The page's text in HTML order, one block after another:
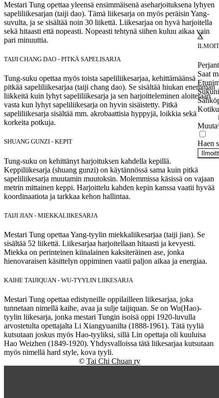
Mestari Tung opettaa yleensä ensimmäisenä aseharjoituksena lyhyen
sapeliliikesarjan (taiji dao). Tämä liikesarja on myös peräisin Yang-
suvulta, ja se sisältää noin 30 liikettä. Liikesarjaa on hyvä harjoitella
sekä hitaasti että nopeasti. Nopeasti tehtynä siihen kuluu aikaa vain
pari minuuttia.
TAIJI CHANG DAO - PITKÄ SAPELISARJA
Tung-suku opettaa myös toista sapeliliikesarjaa, kehittämäänsä
pitkää sapeliliikesarjaa (taiji chang dao). Se sisältää hiukan enemmän
liikkeitä kuin lyhyt sapeliliikesarja ja sen harjoitteleminen aloitetaan
vasta kun lyhyt sapeliliikesarja on hyvin sisäistetty. Pitkä
sapeliliikesarja sisältää mm. akrobaattisia hyppyjä, loikkia sekä
korkeita potkuja.
SHUANG GUNZI - KEPIT
Tung-suku on kehittänyt harjoituksen kahdella kepillä.
Keppiliikesarja (shuang gunzi) on käytännössä sama kuin pitkä
sapeliliikesarja muutamin muutoksin. Molemmissa käsissä on vajaan
metrin mittainen keppi. Harjoittelu kahden kepin kanssa vaatii hyvää
koordinaatiota ja tarkkaa kehon hallintaa.
TAIJI JIAN - MIEKKALIIKESARJA
Mestari Tung opettaa Yang-tyylin miekkaliikesarjaa (taiji jian). Se
sisältää 52 liikettä. Liikesarjaa harjoitellaan hitaasti ja kevyesti.
Miekka on perinteinen kiinalainen kaksiteräinen ase, jonka
hienovaraisen käsittelyn oppiminen vaatii paljon aikaa ja energiaa.
KAIHE TAIJIQUAN - WU-TYYLIN LIIKESARJA
Mestari Tung opettaa edistyneille oppilailleen liikesarjaa, joka
tunnetaan nimellä kaihe, avaa ja sulje taijiquan. Se on Wu(Hao)-
tyylin liikesarja, jonka mestari Tungin isoisä oppi 1920-luvulla
arvostetulta opettajalta Li Xiangyuanilta (1888-1961). Tätä tyyliä
kutsutaan joskus myös Hao-tyyliksi, sillä Lin opettaja oli kuuluisa
Hao Weizhen (1849-1920). Yhdysvalloissa tätä liikesarjaa kutsutaan
myös nimellä hard style, kova tyyli.
© Tai Chi Chuan ry
Saat
Muuta
Haen